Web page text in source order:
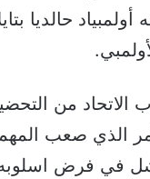
حالديا
من
الذي صعب
في فرض